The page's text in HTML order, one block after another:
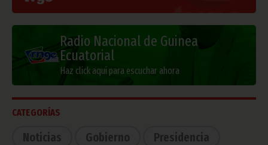
Radio Nacional de Guinea
Ecuatorial
Haz click aquí para escuchar ahora
CATEGORÍAS
Noticias Gobierno
Presidencia